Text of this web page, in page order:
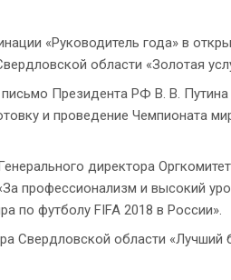
«Руководитель года» в
области «Золотая
Президента РФ В. В. Путина
и проведение Чемпионата
директора
профессионализм и высокий
по футболу FIFA 2018 в России».
Свердловской области «Лучший